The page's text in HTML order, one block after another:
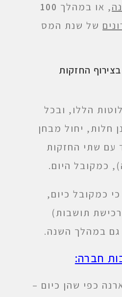
, או במהלך 100
של שנת המס
החזקות
הללו, ובכל
חלות, יחול מבחן
עם שתי החזקות
כמקובל היום.
כמקובל כיום,
תושבות)
גם במהלך השנה.
חברה:
כפי שהן כיום –